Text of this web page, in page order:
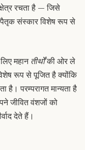
रचता है — जिसे
संस्कार विशेष रूप से
महानतीर्थोंकी ओर ले
रूप से पूजित है क्योंकि
है। परम्परागत मान्यता है
जीवित वंशजों को
देते हैं।